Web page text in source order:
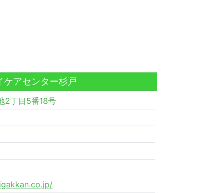
アセンター杉戸
2丁目5番18号